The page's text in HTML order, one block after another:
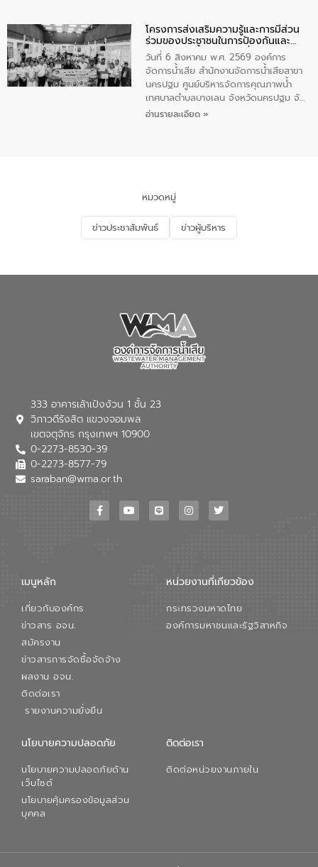
ประชาชน ตัวแทนจากโรงแรมต่างๆ ในเขต
เทศบาลตำบลราไวย์ ศูนย์บริหารจัดการ
คุณภาพน้ำเทศบาลตำบลราไวย์ นำโดยนาย
น้อย แก้วเศษ ผู้จัดการสำนักงานจัดการน้ำ
เสียสาขาภูเก็ต พร้อมด้วยเจ้าหน้าที่ จำนวน
5 คน ร่วมทำกิจกรรม ทำความสะอาด
ชายหาดและแหล่งท่องเที่ยว ณ บริเวณ
โครงการส่งเสริมความรู้และการมีส่วน
ร่วมของประชาชนในการป้องกันและ
แก้ไขปัญหาน้ำเสียอย่างยั่งยืน
วันที่ 6 สิงหาคม พ.ศ. 2569 องค์การ
จัดการน้ำเสีย สำนักงานจัดการน้ำเสียสาขา
นครปฐม ศูนย์บริหารจัดการคุณภาพน้ำ
เทศบาลตำบลบางเลน จังหวัดนครปฐม จัด
กิจกรรมภายใต้โครงการส่งเสริมความรู้และ
จัดการน้ำเสียและสร้างจิตสำนึกในการ
อนุรักษ์สิ่งแวดล้อม ในหัวข้อ “น้ำเสียชุมชน
และการบำบัดน้ำเสียเบื้องต้น” โดยให้ความรู้
เกี่ยวกับสาเหตุและผลกระทบของน้ำเสีย
ณ เทศบาลตำบลบางเลน จังหวัดนครปฐม
อ่านรายละเอียด »
หมวดหมู่
ข่าวประชาสัมพันธ์ ข่าวผู้บริหาร
333 อาคารเล้าเป้งง้วน 1 ชั้น 23
วิภาวดีรังสิต แขวงจอมพล
เขตจตุจักร กรุงเทพฯ 10900
0-2273-8530-39
0-2273-8577-79
saraban@wma.or.th
เมนูหลัก
เกี่ยวกับองค์กร
ข่าวสาร อจน.
สมัครงาน
ข่าวสารการจัดซื้อจัดจ้าง
ผลงาน อจน.
ติดต่อเรา
รายงานความยั่งยืน
หน่วยงานที่เกียวข้อง
กระทรวงมหาดไทย
องค์การมหาชนและรัฐวิสาหกิจ
นโยบายความปลอดภัย
นโยบายความปลอดภัยด้าน
เว็บไซต์
นโยบายคุ้มครองข้อมูลส่วน
บุคคล
ติดต่อเรา
ติดต่อหน่วยงานภายใน